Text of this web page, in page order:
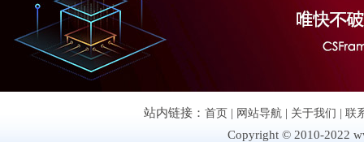
站内链接： 首页 | 网站导航 | 关于我们 | 联
Copyright © 2010-2022